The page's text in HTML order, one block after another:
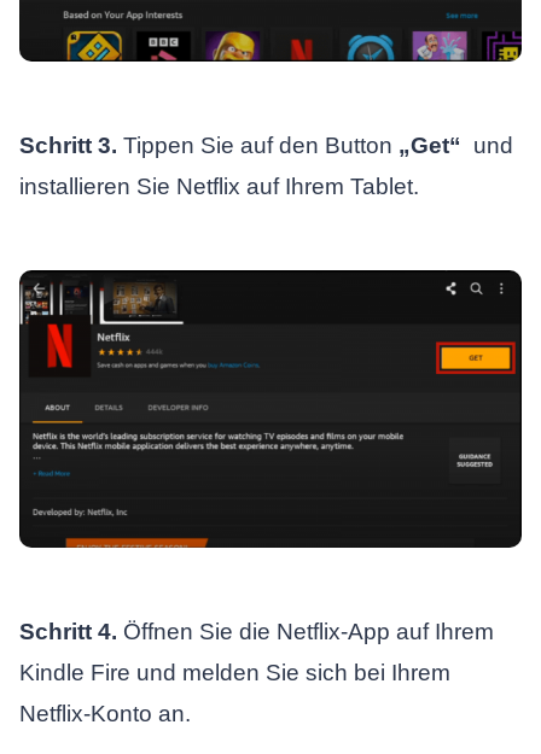
Schritt 3. Tippen Sie auf den Button „Get“ und
installieren Sie Netflix auf Ihrem Tablet.
Schritt 4. Öffnen Sie die Netflix-App auf Ihrem
Kindle Fire und melden Sie sich bei Ihrem
Netflix-Konto an.